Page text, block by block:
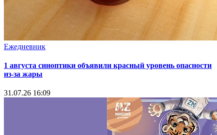
Ежедневник
1 августа синоптики объявили красный уровень опасности
из-за жары
31.07.26 16:09